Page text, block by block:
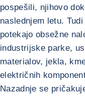
pospešili, njihovo
naslednjem letu.
potekajo obsežne
industrijske parke,
materialov, jekla,
električnih
Nazadnje se